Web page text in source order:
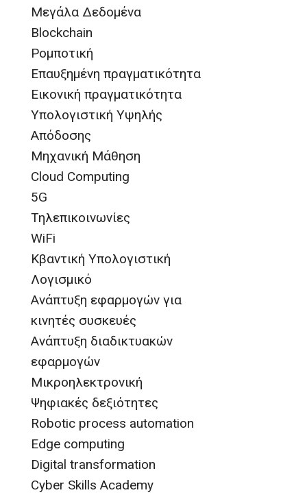
Μεγάλα Δεδομένα
Blockchain
Ρομποτική
Επαυξημένη πραγματικότητα
Εικονική πραγματικότητα
Υπολογιστική Υψηλής
Απόδοσης
Μηχανική Μάθηση
Cloud Computing
5G
Τηλεπικοινωνίες
WiFi
Κβαντική Υπολογιστική
Λογισμικό
Ανάπτυξη εφαρμογών για
κινητές συσκευές
Ανάπτυξη διαδικτυακών
εφαρμογών
Μικροηλεκτρονική
Ψηφιακές δεξιότητες
Robotic process automation
Edge computing
Digital transformation
Cyber Skills Academy